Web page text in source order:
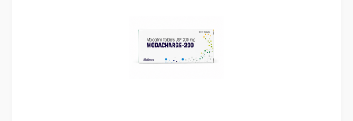
Маємо хороші ціни завдяки прямим контактам із
постачальниками. Часто бувають знижки — слідкуйте